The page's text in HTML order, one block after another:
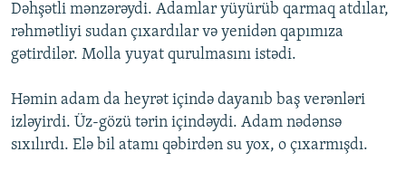
Dəhşətli mənzərəydi. Adamlar yüyürüb qarmaq atdılar,
rəhmətliyi sudan çıxardılar və yenidən qapımıza
gətirdilər. Molla yuyat qurulmasını istədi.
Həmin adam da heyrət içində dayanıb baş verənləri
izləyirdi. Üz-gözü tərin içindəydi. Adam nədənsə
sıxılırdı. Elə bil atamı qəbirdən su yox, o çıxarmışdı.